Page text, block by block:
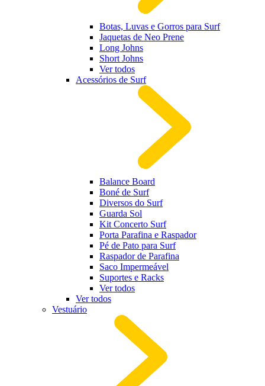
Botas, Luvas e Gorros para Surf
Jaquetas de Neo Prene
Long Johns
Short Johns
Ver todos
Acessórios de Surf
Balance Board
Boné de Surf
Diversos do Surf
Guarda Sol
Kit Concerto Surf
Porta Parafina e Raspador
Pé de Pato para Surf
Raspador de Parafina
Saco Impermeável
Suportes e Racks
Ver todos
Ver todos
Vestuário